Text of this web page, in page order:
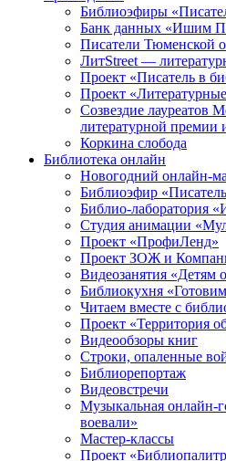
Библиоэфиры
Банк данных «Ишим
Писатели Тюменской
ЛитStreet —
Проект «Писатель в
Проект
Созвездие лауреатов
литературной
Коркина слобода
Библиотека онлайн
Новогодний онлайн-
Библиоэфир
Библио-лаборатория
Студия анимации
Проект «ПрофиЛенд»
Проект ЗОЖ и
Видеозанятия «Детям
Библиокухня
Читаем вместе с
Проект «Территория
Видеообзоры книг
Строки, опаленные
Библиорепортаж
Видеовстречи
Музыкальная онлайн-
воевали»
Мастер-классы
Проект